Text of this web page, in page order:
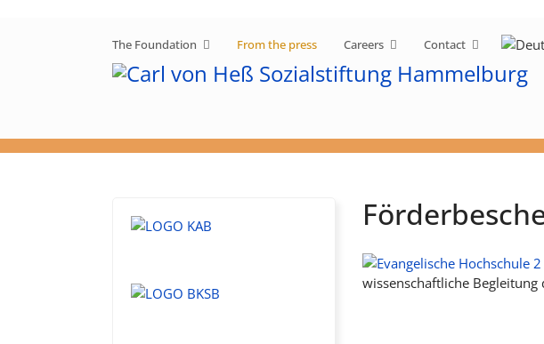
The Foundation From the press Careers Contact Select
wissenschaftliche